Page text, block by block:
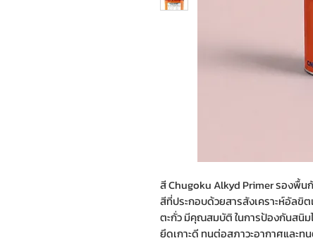
สี Chugoku Alkyd Primer รองพื้น
สีที่ประกอบด้วยสารสังเคราะห์อัล
ตะกั่ว มีคุณสมบัติ ในการป้องกันสนิ
ยึดเกาะดี ทนต่อสภาวะอากาศและท